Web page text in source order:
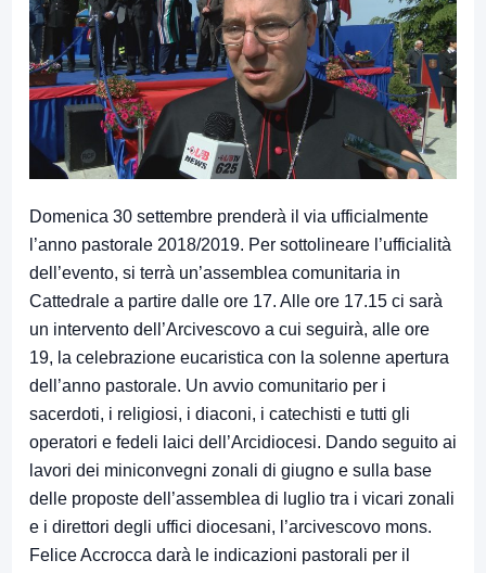
Domenica 30 settembre prenderà il via ufficialmente
l’anno pastorale 2018/2019. Per sottolineare l’ufficialità
dell’evento, si terrà un’assemblea comunitaria in
Cattedrale a partire dalle ore 17. Alle ore 17.15 ci sarà
un intervento dell’Arcivescovo a cui seguirà, alle ore
19, la celebrazione eucaristica con la solenne apertura
dell’anno pastorale. Un avvio comunitario per i
sacerdoti, i religiosi, i diaconi, i catechisti e tutti gli
operatori e fedeli laici dell’Arcidiocesi. Dando seguito ai
lavori dei miniconvegni zonali di giugno e sulla base
delle proposte dell’assemblea di luglio tra i vicari zonali
e i direttori degli uffici diocesani, l’arcivescovo mons.
Felice Accrocca darà le indicazioni pastorali per il